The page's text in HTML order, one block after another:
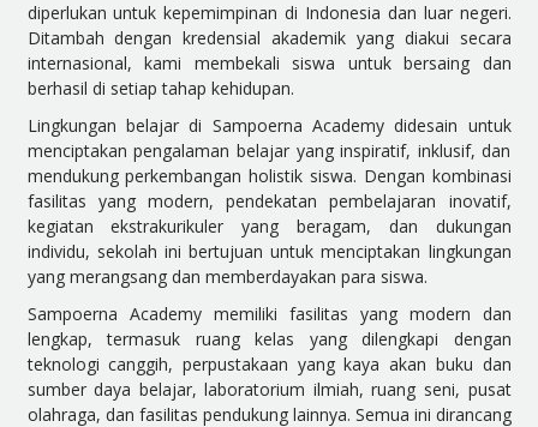
diperlukan untuk kepemimpinan di Indonesia dan luar negeri.
Ditambah dengan kredensial akademik yang diakui secara
internasional, kami membekali siswa untuk bersaing dan
berhasil di setiap tahap kehidupan.
Lingkungan belajar di Sampoerna Academy didesain untuk
menciptakan pengalaman belajar yang inspiratif, inklusif, dan
mendukung perkembangan holistik siswa. Dengan kombinasi
fasilitas yang modern, pendekatan pembelajaran inovatif,
kegiatan ekstrakurikuler yang beragam, dan dukungan
individu, sekolah ini bertujuan untuk menciptakan lingkungan
yang merangsang dan memberdayakan para siswa.
Sampoerna Academy memiliki fasilitas yang modern dan
lengkap, termasuk ruang kelas yang dilengkapi dengan
teknologi canggih, perpustakaan yang kaya akan buku dan
sumber daya belajar, laboratorium ilmiah, ruang seni, pusat
olahraga, dan fasilitas pendukung lainnya. Semua ini dirancang